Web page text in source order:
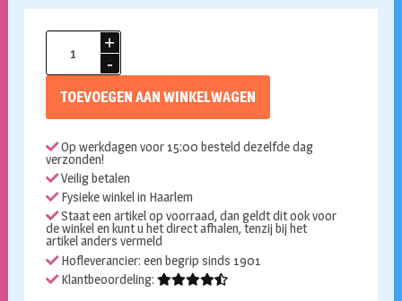
Opblaasbare
piemel
TOEVOEGEN AAN WINKELWAGEN
Op werkdagen voor 15:00 besteld dezelfde dag
verzonden!
Veilig betalen
Fysieke winkel in Haarlem
Staat een artikel op voorraad, dan geldt dit ook voor
de winkel en kunt u het direct afhalen, tenzij bij het
artikel anders vermeld
Hofleverancier: een begrip sinds 1901
Klantbeoordeling: